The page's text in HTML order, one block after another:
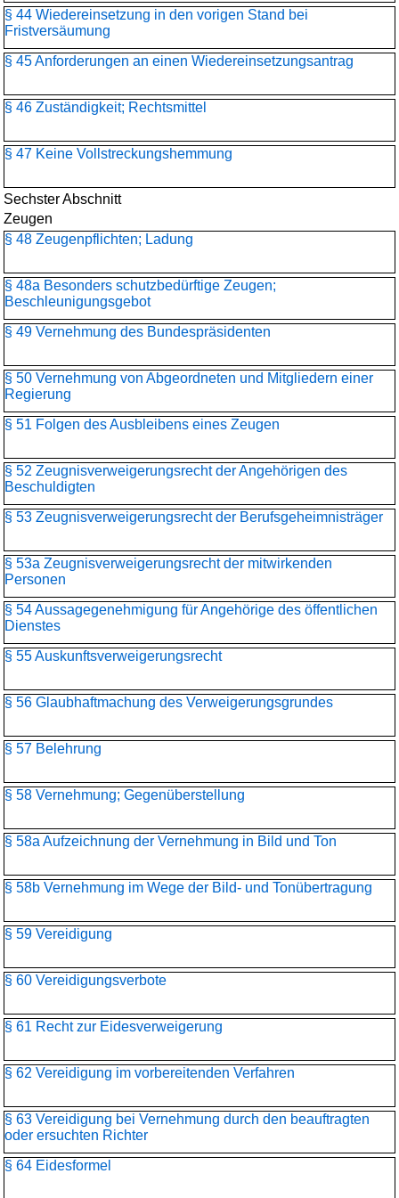
§ 44 Wiedereinsetzung in den vorigen Stand bei
Fristversäumung
§ 45 Anforderungen an einen Wiedereinsetzungsantrag
§ 46 Zuständigkeit; Rechtsmittel
§ 47 Keine Vollstreckungshemmung
Sechster Abschnitt
Zeugen
§ 48 Zeugenpflichten; Ladung
§ 48a Besonders schutzbedürftige Zeugen;
Beschleunigungsgebot
§ 49 Vernehmung des Bundespräsidenten
§ 50 Vernehmung von Abgeordneten und Mitgliedern einer
Regierung
§ 51 Folgen des Ausbleibens eines Zeugen
§ 52 Zeugnisverweigerungsrecht der Angehörigen des
Beschuldigten
§ 53 Zeugnisverweigerungsrecht der Berufsgeheimnisträger
§ 53a Zeugnisverweigerungsrecht der mitwirkenden
Personen
§ 54 Aussagegenehmigung für Angehörige des öffentlichen
Dienstes
§ 55 Auskunftsverweigerungsrecht
§ 56 Glaubhaftmachung des Verweigerungsgrundes
§ 57 Belehrung
§ 58 Vernehmung; Gegenüberstellung
§ 58a Aufzeichnung der Vernehmung in Bild und Ton
§ 58b Vernehmung im Wege der Bild- und Tonübertragung
§ 59 Vereidigung
§ 60 Vereidigungsverbote
§ 61 Recht zur Eidesverweigerung
§ 62 Vereidigung im vorbereitenden Verfahren
§ 63 Vereidigung bei Vernehmung durch den beauftragten
oder ersuchten Richter
§ 64 Eidesformel